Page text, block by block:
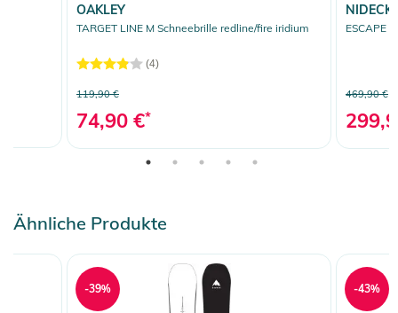
OAKLEY
TARGET LINE M Schneebrille redline/fire iridium
(4)
119,90 €
74,90 €*
ESCAPE
469,90 €
Ähnliche Produkte
-39% -43%